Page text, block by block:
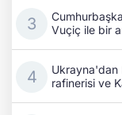
Vuçiç ile bir
Ukrayna'dan
rafinerisi ve